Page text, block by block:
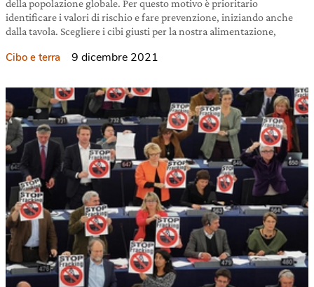
della popolazione globale. Per questo motivo è prioritario
identificare i valori di rischio e fare prevenzione, iniziando anche
dalla tavola. Scegliere i cibi giusti per la nostra alimentazione,
Cibo e terra 9 dicembre 2021